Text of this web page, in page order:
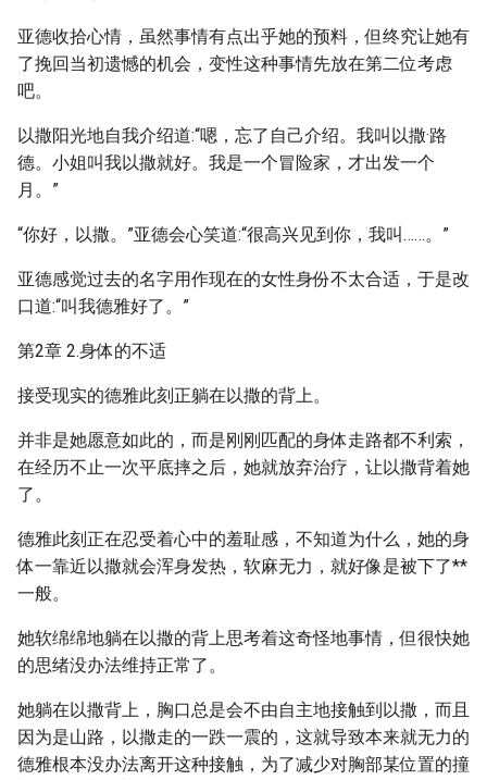
亚德收拾心情，虽然事情有点出乎她的预料，但终究让她有
了挽回当初遗憾的机会，变性这种事情先放在第二位考虑
吧。
以撒阳光地自我介绍道:“嗯，忘了自己介绍。我叫以撒·路
德。小姐叫我以撒就好。我是一个冒险家，才出发一个
月。”
“你好，以撒。”亚德会心笑道:“很高兴见到你，我叫……。”
亚德感觉过去的名字用作现在的女性身份不太合适，于是改
口道:“叫我德雅好了。”
第2章 2.身体的不适
接受现实的德雅此刻正躺在以撒的背上。
并非是她愿意如此的，而是刚刚匹配的身体走路都不利索，
在经历不止一次平底摔之后，她就放弃治疗，让以撒背着她
了。
德雅此刻正在忍受着心中的羞耻感，不知道为什么，她的身
体一靠近以撒就会浑身发热，软麻无力，就好像是被下了**
一般。
她软绵绵地躺在以撒的背上思考着这奇怪地事情，但很快她
的思绪没办法维持正常了。
她躺在以撒背上，胸口总是会不由自主地接触到以撒，而且
因为是山路，以撒走的一跌一震的，这就导致本来就无力的
德雅根本没办法离开这种接触，为了减少对胸部某位置的撞